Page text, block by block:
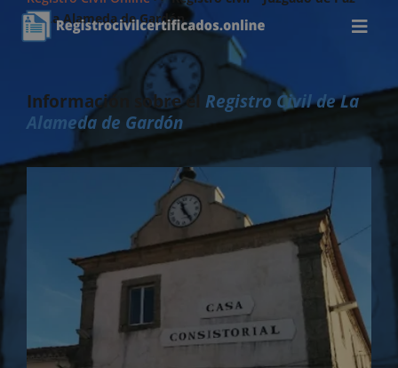
de La Alameda de Gardón
Información sobre el Registro Civil de La
Alameda de Gardón